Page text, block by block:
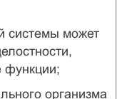
системы может
функции;
организма